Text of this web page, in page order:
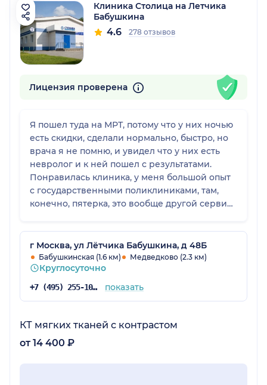
Клиника Столица на Летчика
Бабушкина
4.6 278 отзывов
Лицензия проверена
Я пошел туда на МРТ, потому что у них ночью
есть скидки, сделали нормально, быстро, но
врача я не помню, и увидел что у них есть
невролог и к ней пошел с результатами.
Понравилась клиника, у меня большой опыт
с государственными поликлиниками, там,
конечно, пятерка, это вообще другой сервис:
г Москва, ул Лётчика Бабушкина, д 48Б
Бабушкинская (1.6 км) Медведково (2.3 км)
Круглосуточно
+7 (495) 255-10-78 показать
КТ мягких тканей с контрастом
от 14 400 ₽